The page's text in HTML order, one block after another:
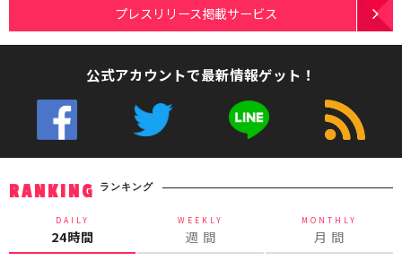
プレスリリース掲載サービス
公式アカウントで最新情報ゲット！
RANKING ランキング
DAILY
24時間
WEEKLY
週 間
MONTHLY
月 間